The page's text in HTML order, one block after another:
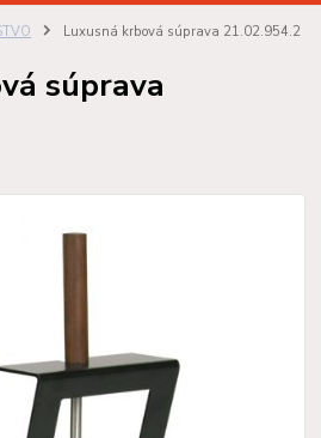
Luxusná krbová súprava 21.02.954.2
súprava